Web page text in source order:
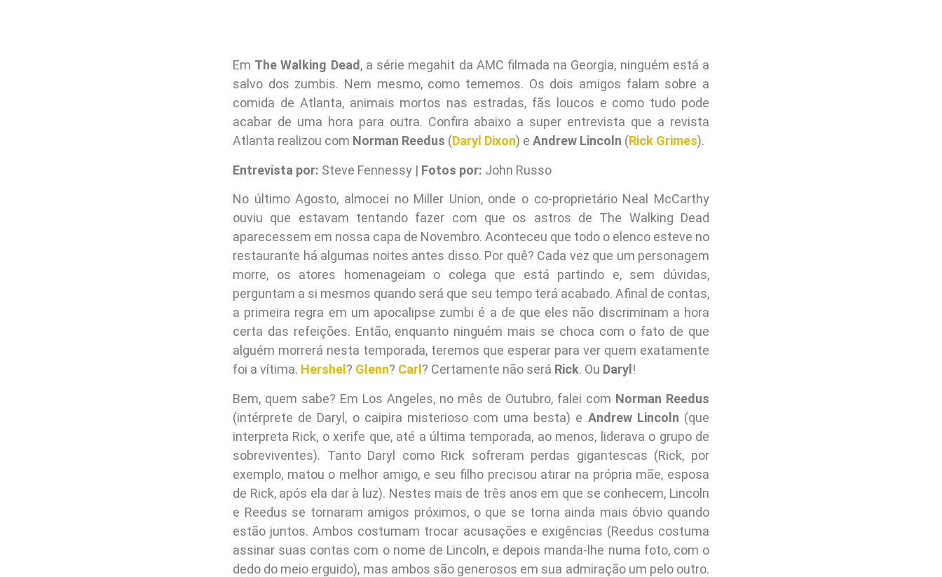
Em The Walking Dead, a série megahit da AMC filmada na Georgia, ninguém está a
salvo dos zumbis. Nem mesmo, como tememos. Os dois amigos falam sobre a
comida de Atlanta, animais mortos nas estradas, fãs loucos e como tudo pode
acabar de uma hora para outra. Confira abaixo a super entrevista que a revista
Atlanta realizou com Norman Reedus (Daryl Dixon) e Andrew Lincoln (Rick Grimes).
Entrevista por: Steve Fennessy | Fotos por: John Russo
No último Agosto, almocei no Miller Union, onde o co-proprietário Neal McCarthy
ouviu que estavam tentando fazer com que os astros de The Walking Dead
aparecessem em nossa capa de Novembro. Aconteceu que todo o elenco esteve no
restaurante há algumas noites antes disso. Por quê? Cada vez que um personagem
morre, os atores homenageiam o colega que está partindo e, sem dúvidas,
perguntam a si mesmos quando será que seu tempo terá acabado. Afinal de contas,
a primeira regra em um apocalipse zumbi é a de que eles não discriminam a hora
certa das refeições. Então, enquanto ninguém mais se choca com o fato de que
alguém morrerá nesta temporada, teremos que esperar para ver quem exatamente
foi a vítima. Hershel ? Glenn? Carl ? Certamente não será Rick. Ou Daryl !
Bem, quem sabe? Em Los Angeles, no mês de Outubro, falei com Norman Reedus
(intérprete de Daryl, o caipira misterioso com uma besta) e Andrew Lincoln (que
interpreta Rick, o xerife que, até a última temporada, ao menos, liderava o grupo de
sobreviventes). Tanto Daryl como Rick sofreram perdas gigantescas (Rick, por
exemplo, matou o melhor amigo, e seu filho precisou atirar na própria mãe, esposa
de Rick, após ela dar à luz). Nestes mais de três anos em que se conhecem, Lincoln
e Reedus se tornaram amigos próximos, o que se torna ainda mais óbvio quando
estão juntos. Ambos costumam trocar acusações e exigências (Reedus costuma
assinar suas contas com o nome de Lincoln, e depois manda-lhe numa foto, com o
dedo do meio erguido), mas ambos são generosos em sua admiração um pelo outro.